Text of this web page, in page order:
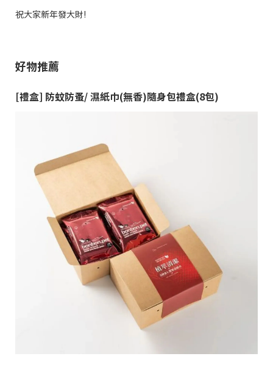
祝大家新年發大財!
好物推薦
[禮盒] 防蚊防蚤/ 濕紙巾(無香)隨身包禮盒(8包)